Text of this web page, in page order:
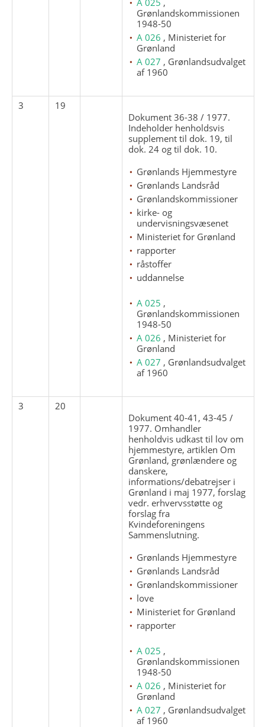
Grønlandskommissionen
1948-50
A 026 , Ministeriet for
Grønland
A 027 , Grønlandsudvalget
af 1960
3
19
Dokument 36-38 / 1977.
Indeholder henholdsvis
supplement til dok. 19, til
dok. 24 og til dok. 10.
Grønlands Hjemmestyre
Grønlands Landsråd
Grønlandskommissioner
kirke- og
undervisningsvæsenet
Ministeriet for Grønland
rapporter
råstoffer
uddannelse
A 025 ,
Grønlandskommissionen
1948-50
A 026 , Ministeriet for
Grønland
A 027 , Grønlandsudvalget
af 1960
3
20
Dokument 40-41, 43-45 /
1977. Omhandler
henholdvis udkast til lov om
hjemmestyre, artiklen Om
Grønland, grønlændere og
danskere,
informations/debatrejser i
Grønland i maj 1977, forslag
vedr. erhvervsstøtte og
forslag fra
Kvindeforeningens
Sammenslutning.
Grønlands Hjemmestyre
Grønlands Landsråd
Grønlandskommissioner
love
Ministeriet for Grønland
rapporter
A 025 ,
Grønlandskommissionen
1948-50
A 026 , Ministeriet for
Grønland
A 027 , Grønlandsudvalget
af 1960